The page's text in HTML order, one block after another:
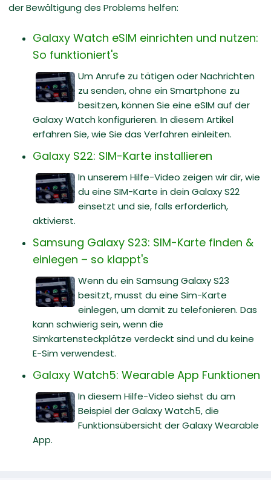
der Bewältigung des Problems helfen:
Galaxy Watch eSIM einrichten und nutzen:
So funktioniert's
Um Anrufe zu tätigen oder Nachrichten
zu senden, ohne ein Smartphone zu
besitzen, können Sie eine eSIM auf der
Galaxy Watch konfigurieren. In diesem Artikel
erfahren Sie, wie Sie das Verfahren einleiten.
Galaxy S22: SIM-Karte installieren
In unserem Hilfe-Video zeigen wir dir, wie
du eine SIM-Karte in dein Galaxy S22
einsetzt und sie, falls erforderlich,
aktivierst.
Samsung Galaxy S23: SIM-Karte finden &
einlegen – so klappt's
Wenn du ein Samsung Galaxy S23
besitzt, musst du eine Sim-Karte
einlegen, um damit zu telefonieren. Das
kann schwierig sein, wenn die
Simkartensteckplätze verdeckt sind und du keine
E-Sim verwendest.
Galaxy Watch5: Wearable App Funktionen
In diesem Hilfe-Video siehst du am
Beispiel der Galaxy Watch5, die
Funktionsübersicht der Galaxy Wearable
App.